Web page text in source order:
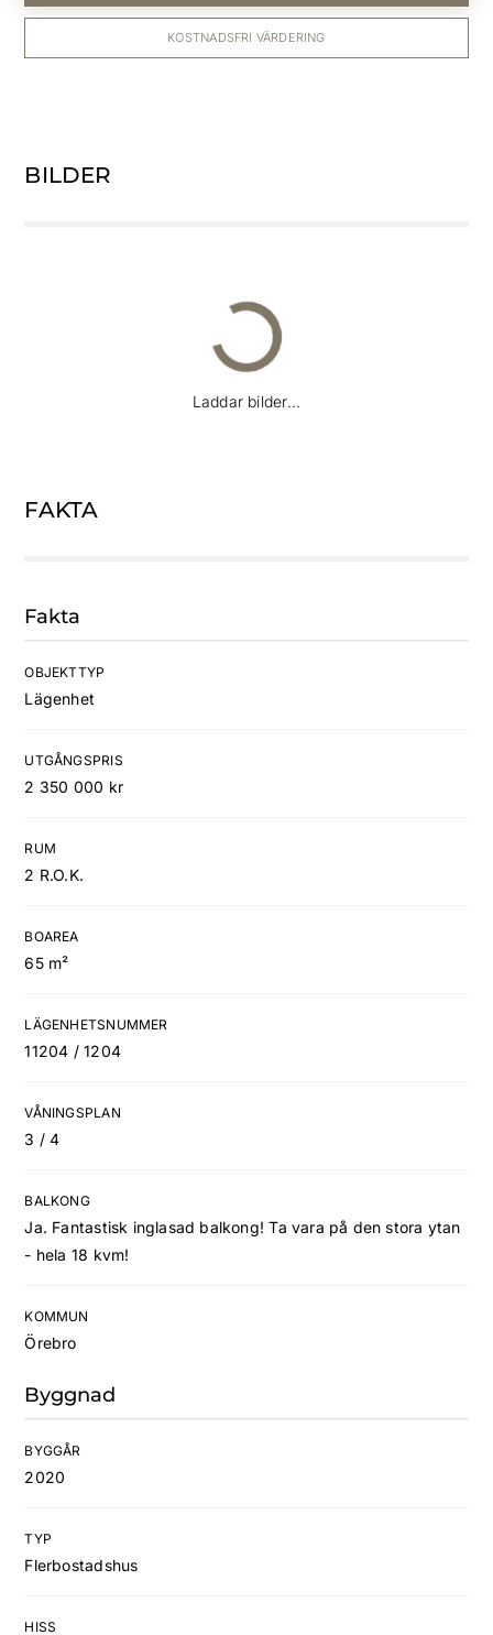
KOSTNADSFRI VÄRDERING
BILDER
Laddar bilder...
FAKTA
Fakta
OBJEKTTYP
Lägenhet
UTGÅNGSPRIS
2 350 000 kr
RUM
2 R.O.K.
BOAREA
65 m²
LÄGENHETSNUMMER
11204 / 1204
VÅNINGSPLAN
3 / 4
BALKONG
Ja. Fantastisk inglasad balkong! Ta vara på den stora ytan
- hela 18 kvm!
KOMMUN
Örebro
Byggnad
BYGGÅR
2020
TYP
Flerbostadshus
HISS